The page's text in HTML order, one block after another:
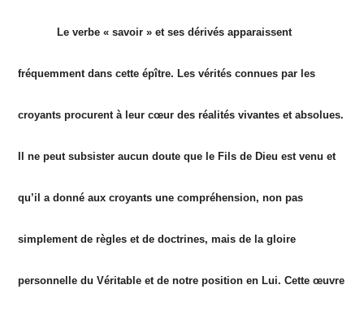
Le verbe « savoir » et ses dérivés apparaissent
fréquemment dans cette épître. Les vérités connues par les
croyants procurent à leur cœur des réalités vivantes et absolues.
Il ne peut subsister aucun doute que le Fils de Dieu est venu et
qu’il a donné aux croyants une compréhension, non pas
simplement de règles et de doctrines, mais de la gloire
personnelle du Véritable et de notre position en Lui. Cette œuvre